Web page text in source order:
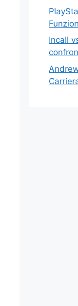
Incall